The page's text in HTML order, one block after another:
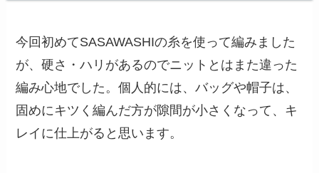
今回初めてSASAWASHIの糸を使って編みました
が、硬さ・ハリがあるのでニットとはまた違った
編み心地でした。個人的には、バッグや帽子は、
固めにキツく編んだ方が隙間が小さくなって、キ
レイに仕上がると思います。